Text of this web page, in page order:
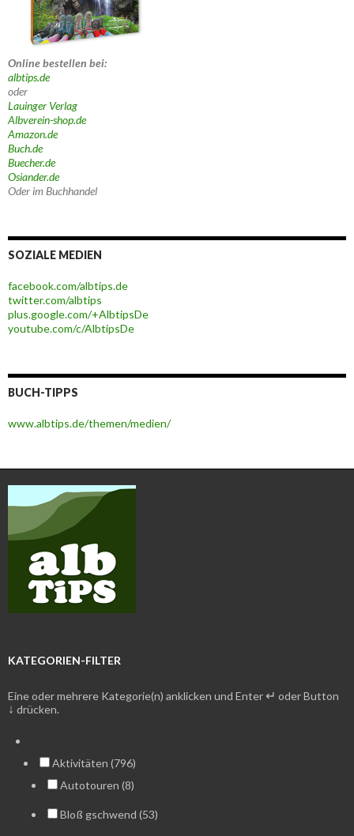
Online bestellen bei:
albtips.de
oder
Lauinger Verlag
Albverein-shop.de
Amazon.de
Buch.de
Buecher.de
Osiander.de
Oder im Buchhandel
SOZIALE MEDIEN
facebook.com/albtips.de
twitter.com/albtips
plus.google.com/+AlbtipsDe
youtube.com/c/AlbtipsDe
BUCH-TIPPS
www.albtips.de/themen/medien/
KATEGORIEN-FILTER
Eine oder mehrere Kategorie(n) anklicken und Enter ↵ oder Button
↓ drücken.
Aktivitäten (796)
Autotouren (8)
Bloß gschwend (53)